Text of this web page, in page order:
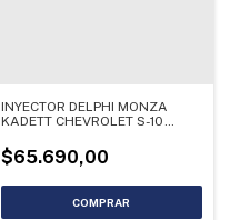
INYECTOR DELPHI MONZA
KADETT CHEVROLET S-10
$65.690,00